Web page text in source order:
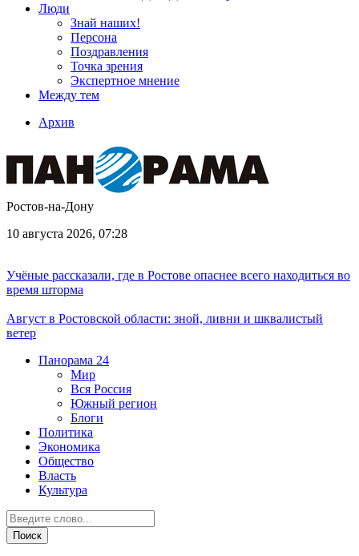
Люди
Знай наших!
Персона
Поздравления
Точка зрения
Экспертное мнение
Между тем
Архив
Ростов-на-Дону
10 августа 2026, 07:28
Учёные рассказали, где в Ростове опаснее всего находиться во
время шторма
Август в Ростовской области: зной, ливни и шквалистый
ветер
Панорама 24
Мир
Вся Россия
Южный регион
Блоги
Политика
Экономика
Общество
Власть
Культура